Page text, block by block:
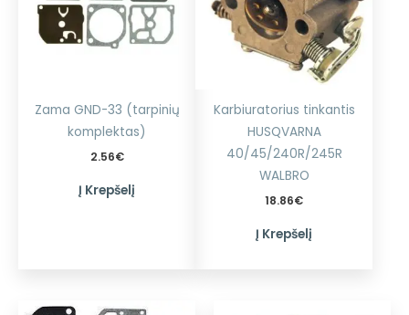
Zama GND-33 (tarpinių
komplektas)
2.56€
Į Krepšelį
Karbiuratorius tinkantis
HUSQVARNA
40/45/240R/245R
WALBRO
18.86€
Į Krepšelį